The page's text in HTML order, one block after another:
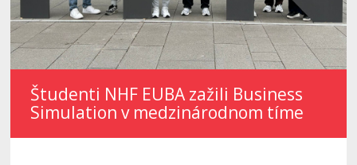
Študenti NHF EUBA zažili Business
Simulation v medzinárodnom tíme